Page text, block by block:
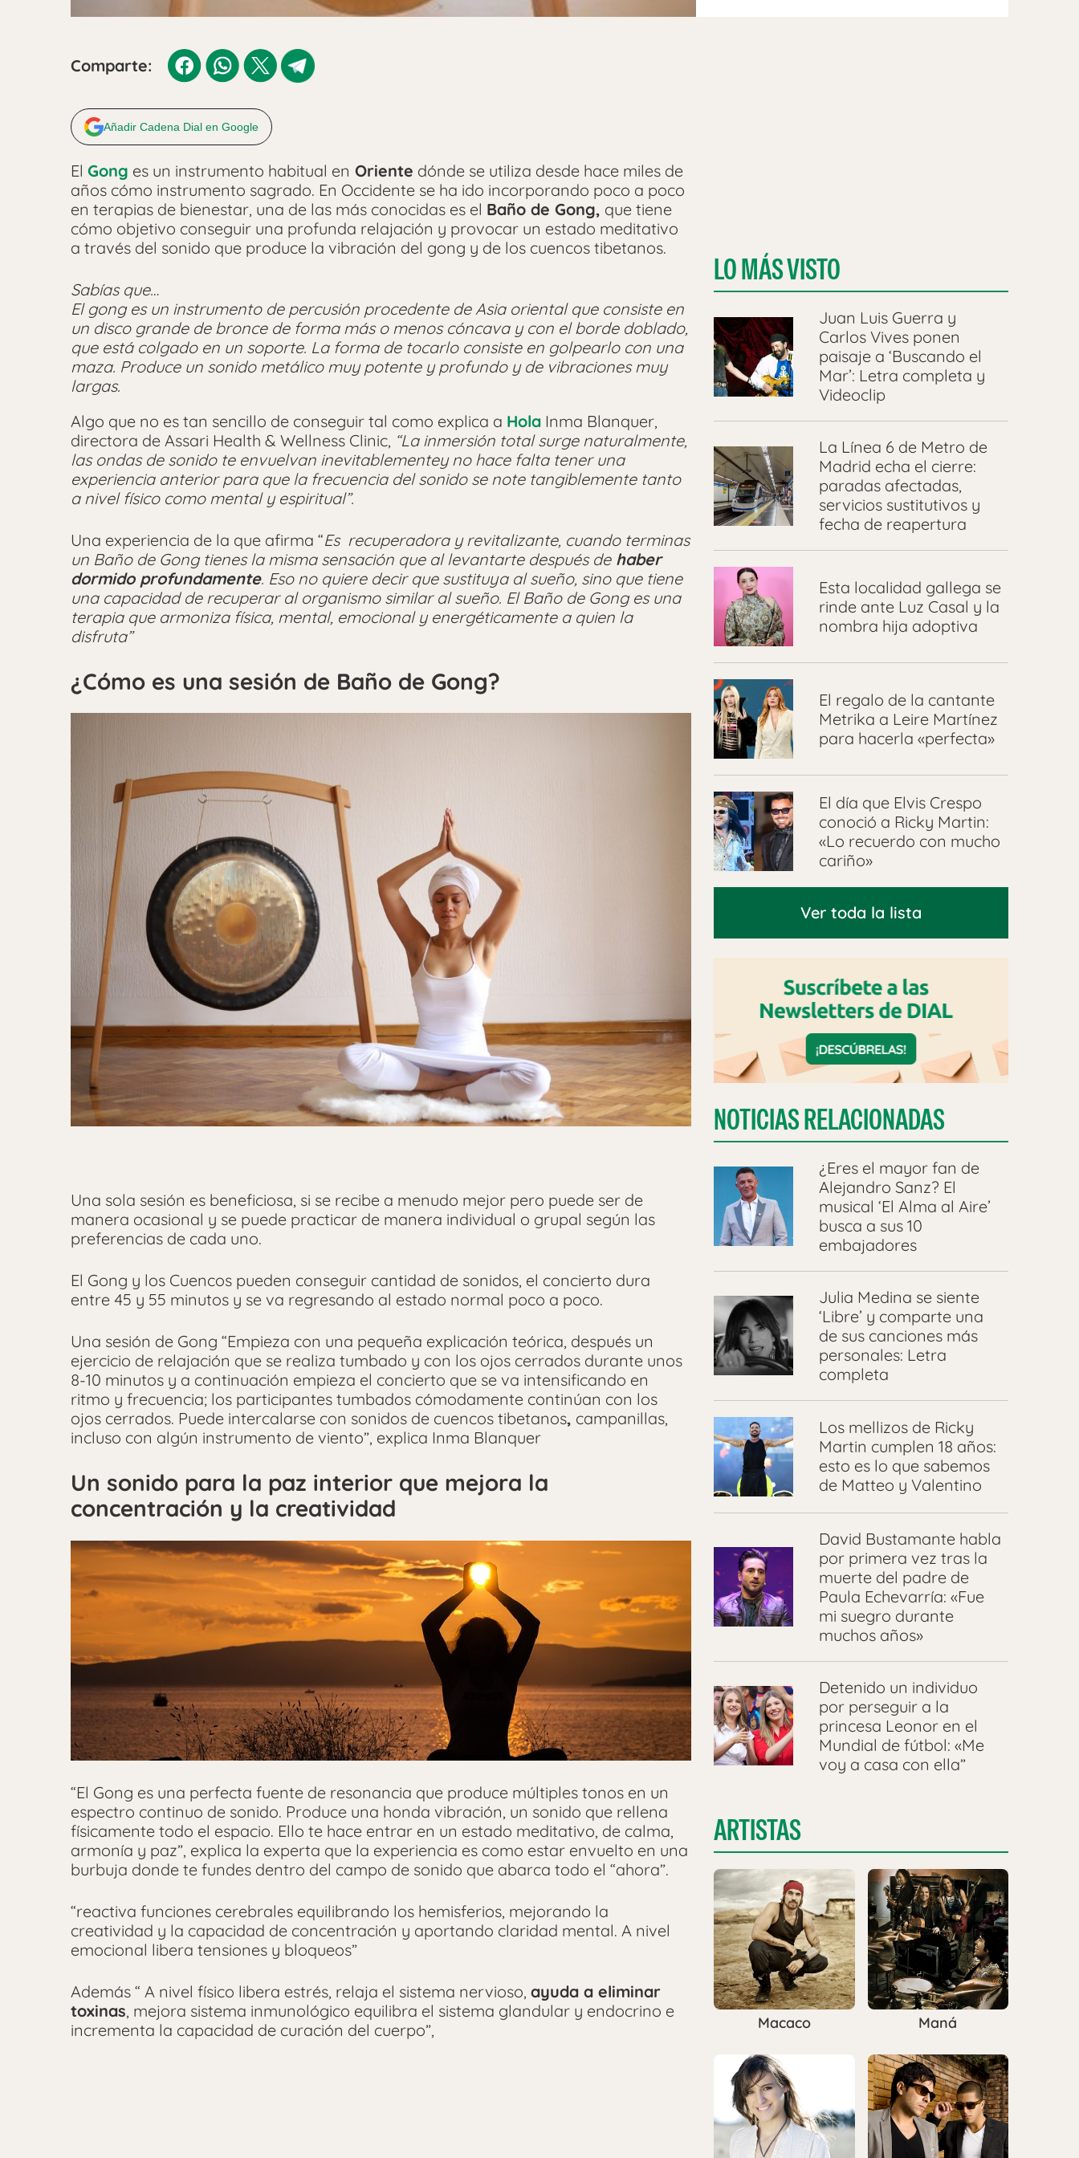
Comparte:
Añadir Cadena Dial en Google
El Gong es un instrumento habitual en Oriente dónde se utiliza desde hace miles de
años cómo instrumento sagrado. En Occidente se ha ido incorporando poco a poco
en terapias de bienestar, una de las más conocidas es el Baño de Gong, que tiene
cómo objetivo conseguir una profunda relajación y provocar un estado meditativo
a través del sonido que produce la vibración del gong y de los cuencos tibetanos.
Sabías que…
El gong es un instrumento de percusión procedente de Asia oriental que consiste en
un disco grande de bronce de forma más o menos cóncava y con el borde doblado,
que está colgado en un soporte. La forma de tocarlo consiste en golpearlo con una
maza. Produce un sonido metálico muy potente y profundo y de vibraciones muy
largas.
Algo que no es tan sencillo de conseguir tal como explica a Hola Inma Blanquer,
directora de Assari Health & Wellness Clinic, “La inmersión total surge naturalmente,
las ondas de sonido te envuelvan inevitablementey no hace falta tener una
experiencia anterior para que la frecuencia del sonido se note tangiblemente tanto
a nivel físico como mental y espiritual”.
Una experiencia de la que afirma “Es recuperadora y revitalizante, cuando terminas
un Baño de Gong tienes la misma sensación que al levantarte después dehaber
dormido profundamente. Eso no quiere decir que sustituya al sueño, sino que tiene
una capacidad de recuperar al organismo similar al sueño. El Baño de Gong es una
terapia que armoniza física, mental, emocional y energéticamente a quien la
disfruta”
¿Cómo es una sesión de Baño de Gong?
Una sola sesión es beneficiosa, si se recibe a menudo mejor pero puede ser de
manera ocasional y se puede practicar de manera individual o grupal según las
preferencias de cada uno.
El Gong y los Cuencos pueden conseguir cantidad de sonidos, el concierto dura
entre 45 y 55 minutos y se va regresando al estado normal poco a poco.
Una sesión de Gong “Empieza con una pequeña explicación teórica, después un
ejercicio de relajación que se realiza tumbado y con los ojos cerrados durante unos
8-10 minutos y a continuación empieza el concierto que se va intensificando en
ritmo y frecuencia; los participantes tumbados cómodamente continúan con los
ojos cerrados. Puede intercalarse con sonidos de cuencos tibetanos, campanillas,
incluso con algún instrumento de viento”, explica Inma Blanquer
Un sonido para la paz interior que mejora la
concentración y la creatividad
“El Gong es una perfecta fuente de resonancia que produce múltiples tonos en un
espectro continuo de sonido. Produce una honda vibración, un sonido que rellena
físicamente todo el espacio. Ello te hace entrar en un estado meditativo, de calma,
armonía y paz”, explica la experta que la experiencia es como estar envuelto en una
burbuja donde te fundes dentro del campo de sonido que abarca todo el “ahora”.
“reactiva funciones cerebrales equilibrando los hemisferios, mejorando la
creatividad y la capacidad de concentración y aportando claridad mental. A nivel
emocional libera tensiones y bloqueos”
Además “ A nivel físico libera estrés, relaja el sistema nervioso, ayuda a eliminar
toxinas, mejora sistema inmunológico equilibra el sistema glandular y endocrino e
incrementa la capacidad de curación del cuerpo”,
LO MÁS VISTO
Juan Luis Guerra y
Carlos Vives ponen
paisaje a ‘Buscando el
Mar’: Letra completa y
Videoclip
La Línea 6 de Metro de
Madrid echa el cierre:
paradas afectadas,
servicios sustitutivos y
fecha de reapertura
Esta localidad gallega se
rinde ante Luz Casal y la
nombra hija adoptiva
El regalo de la cantante
Metrika a Leire Martínez
para hacerla «perfecta»
El día que Elvis Crespo
conoció a Ricky Martin:
«Lo recuerdo con mucho
cariño»
Ver toda la lista
NOTICIAS RELACIONADAS
¿Eres el mayor fan de
Alejandro Sanz? El
musical ‘El Alma al Aire’
busca a sus 10
embajadores
Julia Medina se siente
‘Libre’ y comparte una
de sus canciones más
personales: Letra
completa
Los mellizos de Ricky
Martin cumplen 18 años:
esto es lo que sabemos
de Matteo y Valentino
David Bustamante habla
por primera vez tras la
muerte del padre de
Paula Echevarría: «Fue
mi suegro durante
muchos años»
Detenido un individuo
por perseguir a la
princesa Leonor en el
Mundial de fútbol: «Me
voy a casa con ella”
ARTISTAS
Macaco Maná